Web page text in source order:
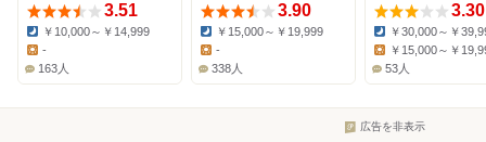
3.51
Dinner:
￥10,000～￥14,999
-
163人
3.90
Dinner:
￥15,000～￥19,999
-
338人
3.30
Dinner:
￥30,000～￥
Lunch:
￥15,000～￥
53人
広告を非表示